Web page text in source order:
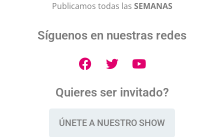
Publicamos todas las SEMANAS
Síguenos en nuestras redes
Quieres ser invitado?
ÚNETE A NUESTRO SHOW